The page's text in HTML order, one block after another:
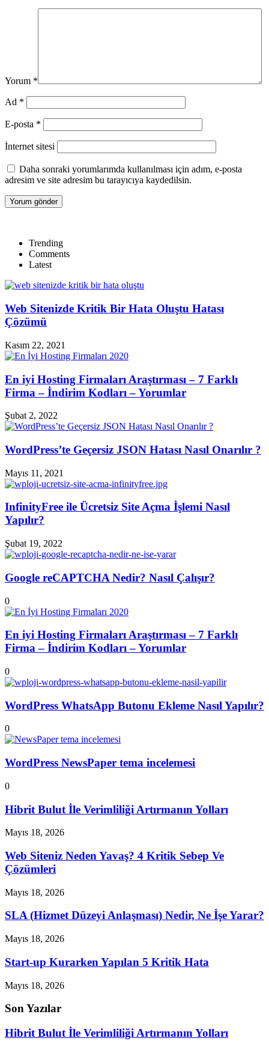
Yorum *
Ad *
E-posta *
İnternet sitesi
Daha sonraki yorumlarımda kullanılması için adım, e-posta
adresim ve site adresim bu tarayıcıya kaydedilsin.
Trending
Comments
Latest
Web Sitenizde Kritik Bir Hata Oluştu Hatası
Çözümü
Kasım 22, 2021
En iyi Hosting Firmaları Araştırması – 7 Farklı
Firma – İndirim Kodları – Yorumlar
Şubat 2, 2022
WordPress’te Geçersiz JSON Hatası Nasıl Onarılır ?
Mayıs 11, 2021
InfinityFree ile Ücretsiz Site Açma İşlemi Nasıl
Yapılır?
Şubat 19, 2022
Google reCAPTCHA Nedir? Nasıl Çalışır?
0
En iyi Hosting Firmaları Araştırması – 7 Farklı
Firma – İndirim Kodları – Yorumlar
0
WordPress WhatsApp Butonu Ekleme Nasıl Yapılır?
0
WordPress NewsPaper tema incelemesi
0
Hibrit Bulut İle Verimliliği Artırmanın Yolları
Mayıs 18, 2026
Web Siteniz Neden Yavaş? 4 Kritik Sebep Ve
Çözümleri
Mayıs 18, 2026
SLA (Hizmet Düzeyi Anlaşması) Nedir, Ne İşe Yarar?
Mayıs 18, 2026
Start-up Kurarken Yapılan 5 Kritik Hata
Mayıs 18, 2026
Son Yazılar
Hibrit Bulut İle Verimliliği Artırmanın Yolları